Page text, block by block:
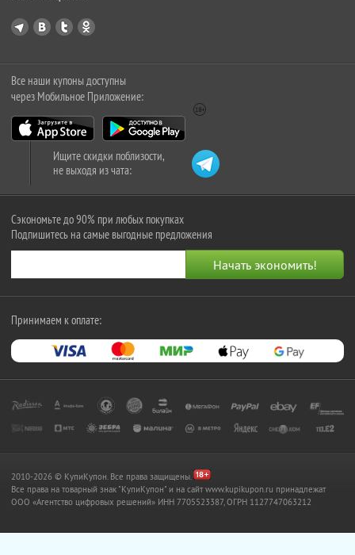
Все наши купоны доступны
через Мобильное Приложение:
Ищите скидки поблизости,
не выходя из чата:
Сэкономьте до 90% при любых покупках
Подпишитесь на самые выгодные предложения
Принимаем к оплате:
2010-2026 © КупиКупон. Все права защищены.
Все права на товарный знак "КупиКупон" и на сайт www.kupikupon.ru принадлежат
OOO «Агентство цифровых решений» ИНН 7705523387, ОГРН 1127747063212